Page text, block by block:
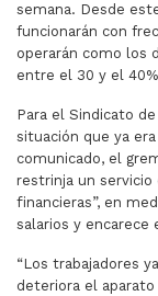
semana. Desde
funcionarán con
operarán como los
entre el 30 y el
Para el Sindicato
situación que ya
comunicado, el
restrinja un
financieras”, en
salarios y encarece
“Los trabajadores
deteriora el